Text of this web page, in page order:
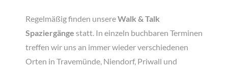
Regelmäßig finden unsereWalk & Talk
Spaziergänge statt. In einzeln buchbaren Terminen
treffen wir uns an immer wieder verschiedenen
Orten in Travemünde, Niendorf, Priwall und